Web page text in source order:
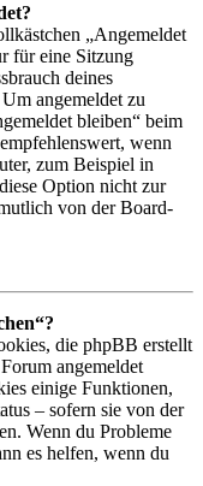
„Angemeldet
für eine Sitzung
deines
angemeldet zu
bleiben“ beim
wenn
zum Beispiel in
Option nicht zur
von der Board-
die phpBB erstellt
angemeldet
einige Funktionen,
– sofern sie von der
Wenn du Probleme
es helfen, wenn du